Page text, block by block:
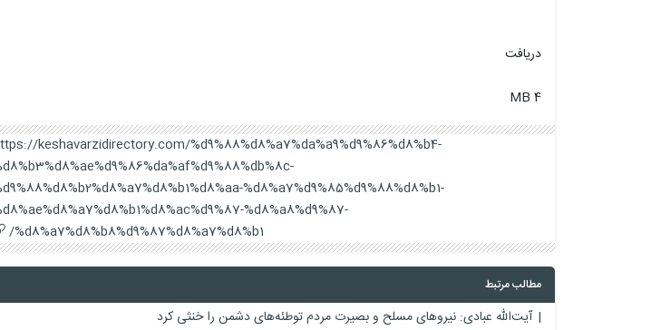
دریافت
4 MB
keshavarzidirectory.com/%d9%88%d8%a7%da%a9%d9%86%d8%b4-
%d8%a7%d9%85%d9%88%d8%b1-
%d8%a8%d9%87-
%d8%a7%d8%b8%d9%87%d8%a7%d8%b1/
مطالب مرتبط
آیت‌الله عبادی: نیروهای مسلح و بصیرت مردم توطئه‌های دشمن را خنثی کرد